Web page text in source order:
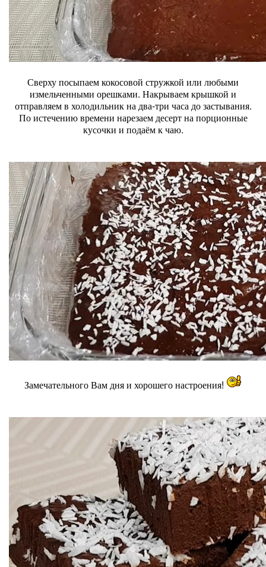
Сверху посыпаем кокосовой стружкой или любыми
измельченными орешками. Накрываем крышкой и
отправляем в холодильник на два-три часа до застывания.
По истечению времени нарезаем десерт на порционные
кусочки и подаём к чаю.
Замечательного Вам дня и хорошего настроения!